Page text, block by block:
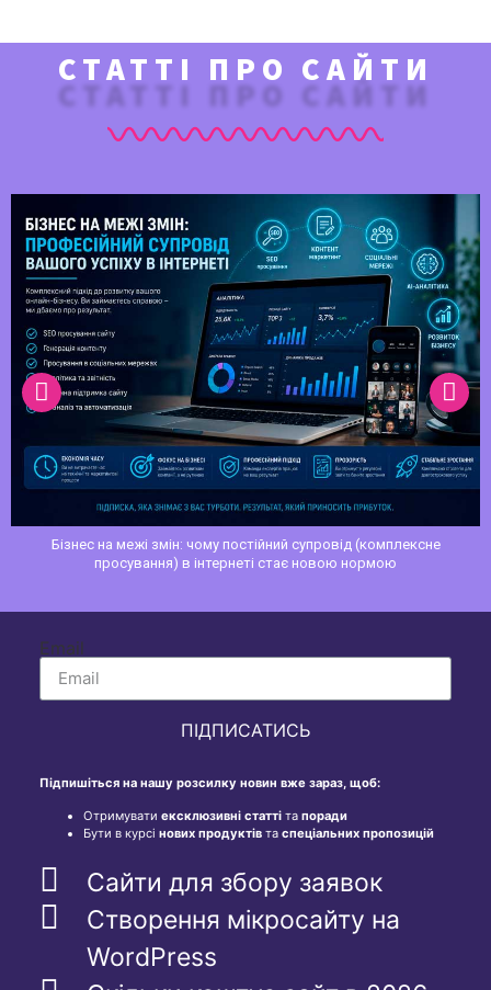
СТАТТІ ПРО САЙТИ
межі змін: чому постійний супровід (комплексне
в інтернеті стає новою нормою
Семантичне
Email
ПІДПИСАТИСЬ
Підпишіться на нашу розсилку новин вже зараз, щоб:
Отримувати ексклюзивні статті та поради
Бути в курсі нових продуктів та спеціальних пропозицій
Сайти для збору заявок
Створення мікросайту на
WordPress